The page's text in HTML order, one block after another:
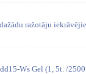
ražotāju
Ws Gel (1, 5t. /